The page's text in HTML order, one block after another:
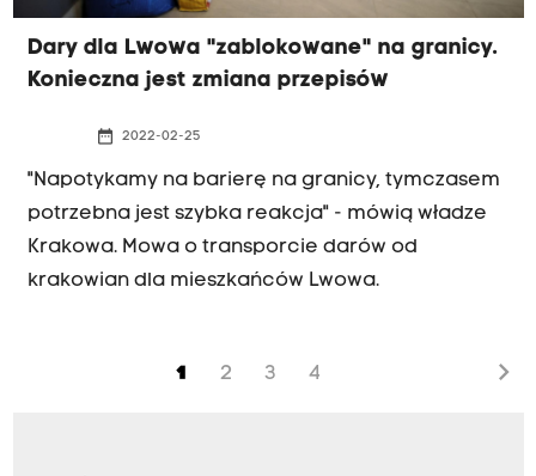
Dary dla Lwowa "zablokowane" na granicy.
Konieczna jest zmiana przepisów
date_range 2022-02-25
"Napotykamy na barierę na granicy, tymczasem
potrzebna jest szybka reakcja" - mówią władze
Krakowa. Mowa o transporcie darów od
krakowian dla mieszkańców Lwowa.
1 2 3 4 chevron_right